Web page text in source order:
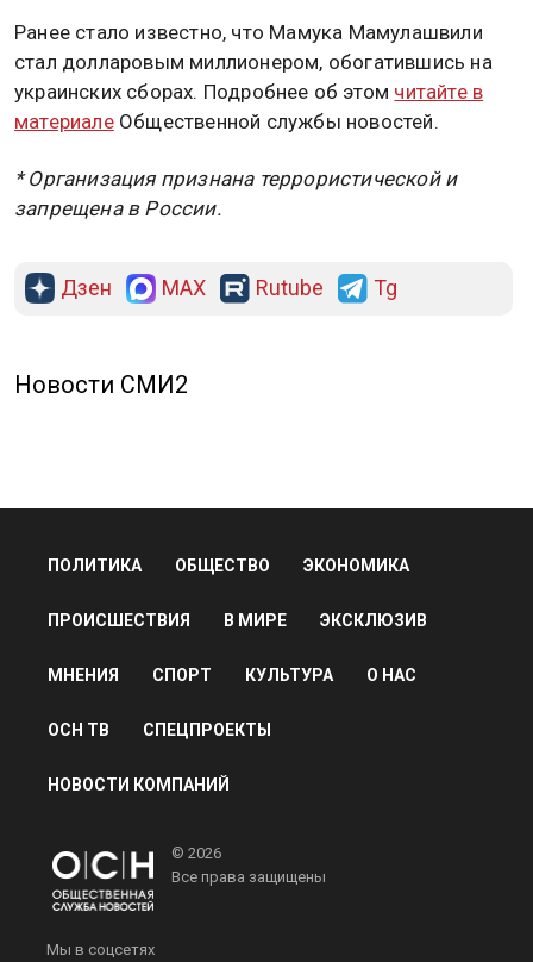
Ранее стало известно, что Мамука Мамулашвили
стал долларовым миллионером, обогатившись на
украинских сборах. Подробнее об этом читайте в
материалеОбщественной службы новостей.
* Организация признана террористической и
запрещена в России.
Дзен MAX Rutube Tg
Новости СМИ2
ПОЛИТИКА ОБЩЕСТВО ЭКОНОМИКА
ПРОИСШЕСТВИЯ В МИРЕ ЭКСКЛЮЗИВ
МНЕНИЯ СПОРТ КУЛЬТУРА О НАС
ОСН ТВ СПЕЦПРОЕКТЫ
НОВОСТИ КОМПАНИЙ
© 2026
Все права защищены
Мы в соцсетях